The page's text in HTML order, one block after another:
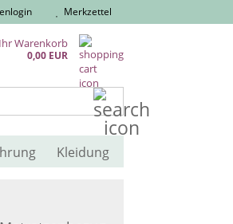
Merkzettel
Ihr Warenkorb
0,00 EUR
Kleidung